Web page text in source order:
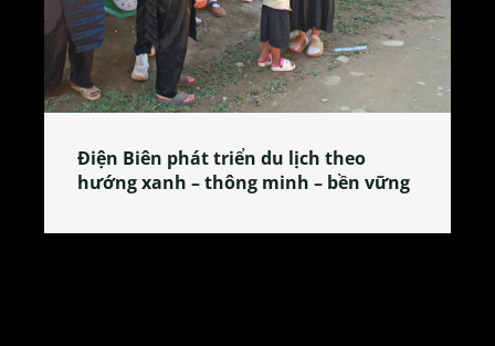
Làng làm bánh tẻ Phú Nhi – nơi lan
tỏa đặc sản xứ Đoài